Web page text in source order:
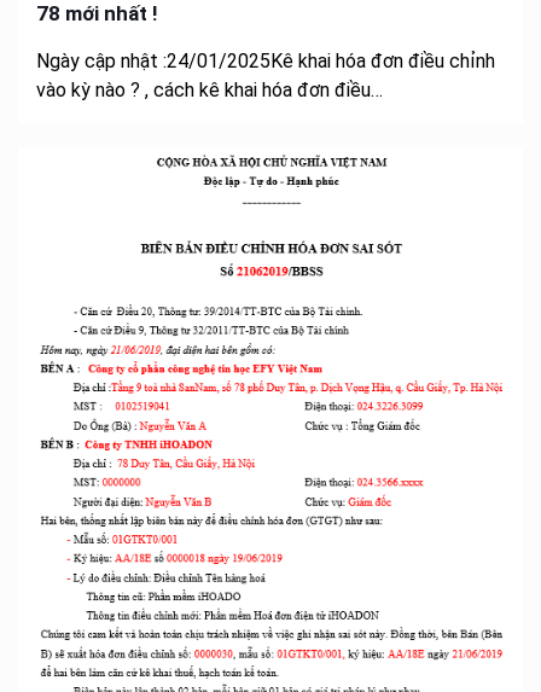
78 mới nhất !
Ngày cập nhật :24/01/2025Kê khai hóa đơn điều chỉnh
vào kỳ nào ? , cách kê khai hóa đơn điều…